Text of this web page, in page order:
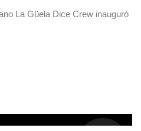
La Güela Dice Crew inauguró